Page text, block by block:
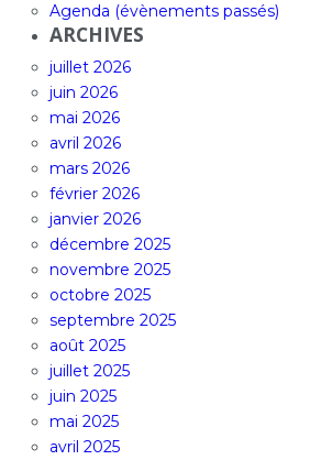
Agenda (évènements passés)
ARCHIVES
juillet 2026
juin 2026
mai 2026
avril 2026
mars 2026
février 2026
janvier 2026
décembre 2025
novembre 2025
octobre 2025
septembre 2025
août 2025
juillet 2025
juin 2025
mai 2025
avril 2025